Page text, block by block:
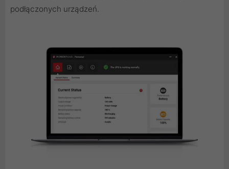
podłączonych urządzeń.